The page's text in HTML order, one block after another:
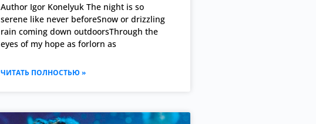
Author Igor Konelyuk The night is so
serene like never beforeSnow or drizzling
rain coming down outdoorsThrough the
eyes of my hope as forlorn as
ЧИТАТЬ ПОЛНОСТЬЮ »